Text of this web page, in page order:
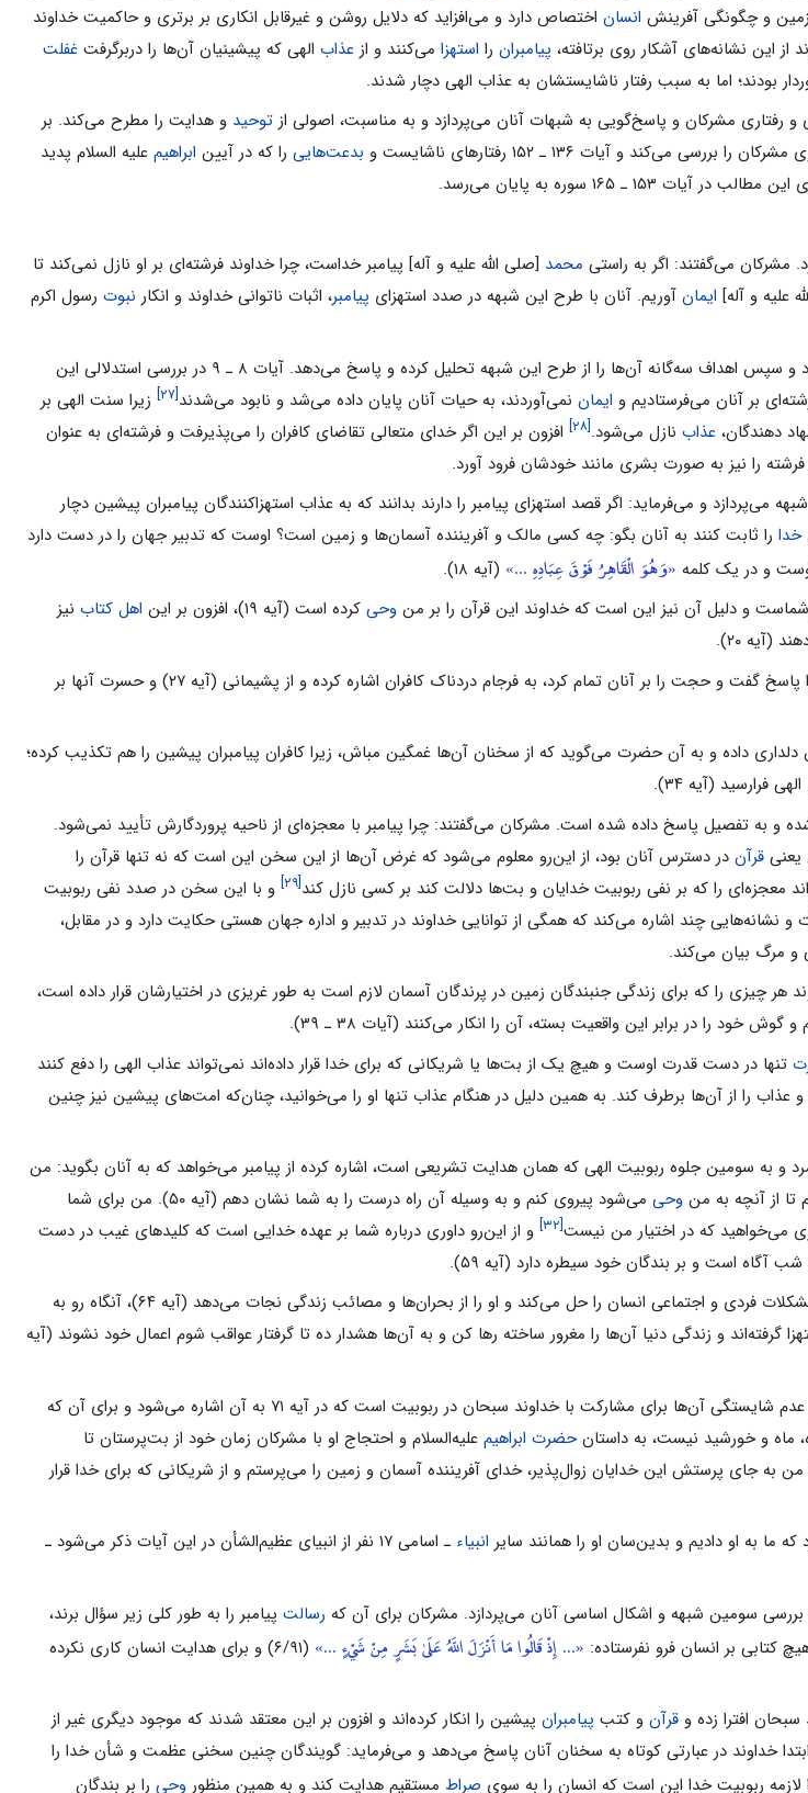
و چگونگى آفرینش انسان اختصاص دارد و مى‌افزاید که دلایل روشن و غیرقابل انکارى بر برترى و حاکمیت خداوند
از این نشانه‌هاى آشکار روى برتافته، پیامبران را استهزا مى‌کنند و از عذاب الهى که پیشینیان آن‌ها را دربرگرفت غفلت
بودند؛ اما به سبب رفتار ناشایستشان به عذاب الهى دچار شدند.
رفتارى مشرکان و پاسخ‌گویى به شبهات آنان مى‌پردازد و به مناسبت، اصولى از توحید و هدایت را مطرح مى‌کند. بر
بدعت‌هایى را که در آیین ابراهیم علیه السلام پدید
ـ ۱۶۵ سوره به پایان مى‌رسد.
‌محمد [صلى الله علیه و آله] پیامبر خداست، چرا خداوند فرشته‌اى بر او نازل نمى‌کند تا
علیه و آله] ایمان آوریم. آنان با طرح این شبهه در صدد استهزاى پیامبر، اثبات ناتوانى خداوند و انکار نبوت رسول ‌اکرم
در آیات مورد بحث، به طور منطقى و مستدل پاسخ آنان ارائه مى‌شود و سپس اهداف سه‌گانه آن‌ها را از طرح این شبهه تحلیل کرده و پاسخ مى‌دهد. آیات ۸ ـ ۹ در بررسى استدلالى این
بر آنان مى‌فرستادیم و ایمان نمى‌آوردند، به حیات آنان پایان داده مى‌شد و نابود مى‌شدند[۲۷]
زیرا سنت الهى بر
دهندگان، عذاب نازل مى‌شود.[۲۸]
افزون بر این اگر خداى متعالى تقاضاى کافران را مى‌پذیرفت و فرشته‌اى به عنوان
را نیز به صورت بشرى مانند خودشان فرود آورد.
و مى‌فرماید: اگر قصد استهزاى پیامبر را دارند بدانند که به عذاب استهزاکنندگان پیامبران پیشین دچار
خدا را ثابت کنند به آنان بگو: چه کسى مالک و آفریننده آسمان‌ها و زمین است؟ اوست که تدبیر جهان را در دست دارد
و در یک کلمه «وَهُوَ الْقَاهِرُ فَوْقَ عِبَادِهِ ...» (آیه ۱۸).
شماست و دلیل آن نیز این است که خداوند این قرآن را بر من وحى کرده است (آیه ۱۹)، افزون بر این اهل کتاب نیز
(آیه ۲۰).
پس از آن که با دلایل منطقى و بررسى همه جوانب، ادعاى مشرکان را پاسخ گفت و حجت را بر آنان تمام کرد، به فرجام دردناک کافران اشاره کرده و از پشیمانى (آیه ۲۷) و حسرت آنها بر
دلدارى داده و به آن حضرت مى‌گوید که از سخنان آن‌ها غمگین مباش، زیرا کافران پیامبران پیشین را هم تکذیب کرده؛
فرارسید (آیه ۳۴).
ـ ۹۰ مطرح شده و به تفصیل پاسخ داده شده است. مشرکان مى‌گفتند: چرا پیامبر با معجزه‌اى از ناحیه پروردگارش تأیید نمى‌شود.
یعنى قرآن در دسترس آنان بود، از این‌رو معلوم مى‌شود که غرض آن‌ها از این سخن این است که نه تنها قرآن را
معجزه‌اى را که بر نفى ربوبیت خدایان و بت‌ها دلالت کند بر کسى نازل کند[۲۹]
و با این سخن در صدد نفى ربوبیت
و نشانه‌هایى چند اشاره مى‌کند که همگى از توانایى خداوند در تدبیر و اداره جهان هستى حکایت دارد و در مقابل،
و مرگ بیان مى‌کند.
هر چیزى را که براى زندگى جنبندگان زمین در پرندگان آسمان لازم است به طور غریزى در اختیارشان قرار داده است،
گوش خود را در برابر این واقعیت بسته، آن را انکار مى‌کنند (آیات ۳۸ ـ ۳۹).
تنها در دست قدرت اوست و هیچ یک از بت‌ها یا شریکانى که براى خدا قرار داده‌اند نمى‌تواند عذاب الهى را دفع کنند
عذاب را از آن‌ها برطرف کند. به همین دلیل در هنگام عذاب تنها او را مى‌خوانید، چنان‌که امت‌هاى پیشین نیز چنین
و به سومین جلوه ربوبیت الهى که همان هدایت تشریعى است، اشاره کرده از پیامبر مى‌خواهد که به آنان بگوید: من
تا از آنچه به من وحى
مى‌شود پیروى کنم و به وسیله آن راه درست را به شما نشان دهم (آیه ۵۰). من براى شما
مى‌خواهید که در اختیار من نیست[۳۲]
و از این‌رو داورى درباره شما بر عهده خدایى است که کلیدهاى غیب در دست
آگاه است و بر بندگان خود سیطره دارد (آیه ۵۹).
چهارمین نشانه ربوبیت خداوند این است که او تنها کسى است که مشکلات فردى و اجتماعى انسان را حل مى‌کند و او را از بحران‌ها و مصائب زندگى نجات مى‌دهد (آیه ۶۴)، آنگاه رو به
گرفته‌اند و زندگى دنیا آن‌ها را مغرور ساخته رها کن و به آن‌ها هشدار ده تا گرفتار عواقب شوم اعمال خود نشوند (آیه
ناتوانى بت‌ها و زوال‌پذیرى سایر معبودهاى خیالى، پنجمین نشانه بر عدم شایستگى آن‌ها براى مشارکت با خداوند سبحان در ربوبیت است که در آیه ۷۱ به آن اشاره مى‌شود و براى آن که
ماه و خورشید نیست، به داستانحضرت ابراهیم علیه‌السلام و احتجاج او با مشرکان زمان خود از بت‌پرستان تا
به جاى پرستش این خدایان زوال‌پذیر، خداى آفریننده آسمان و زمین را مى‌پرستم و از شریکانى که براى خدا قرار
به او دادیم و بدین‌سان او را همانند سایر انبیاء
ـ اسامى ۱۷ نفر از انبیاى عظیم‌الشأن در این آیات ذکر مى‌شود ـ
رسالت پیامبر را به طور کلى زیر سؤال برند،
کتابى بر انسان فرو نفرستاده: «... إِذْ قَالُوا مَا أَنْزَلَ اللَّهُ عَلَىٰ بَشَرٍ مِنْ شَيْءٍ ...»
(۶/۹۱) و براى هدایت انسان کارى نکرده
افترا زده و قرآن و کتب پیامبران پیشین را انکار کرده‌اند و افزون بر این معتقد شدند که موجود دیگرى غیر از
ابتدا خداوند در عبارتى کوتاه به سخنان آنان پاسخ مى‌دهد و مى‌فرماید: گویندگان چنین سخنى عظمت و شأن خدا را
لازمه ربوبیت خدا این است که انسان را به سوى صراط مستقیم هدایت کند و به همین منظور وحى را بر بندگان